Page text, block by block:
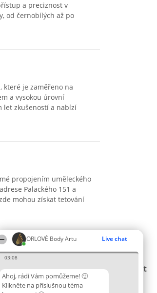
ORLOVÉ Body Artu Live chat
03:08
Ahoj, rádi Vám pomůžeme! 🙂
Klikněte na příslušnou téma
a preciznost v
od černobílých až po
které je zaměřeno na
a vysokou úrovní
let zkušeností a nabízí
propojením uměleckého
Palackého 151 a
mohou získat tetování
o. o. sp. k.
ul. Ruska 22
Plebiscyt
Vítězové
Seznam
Kontakt